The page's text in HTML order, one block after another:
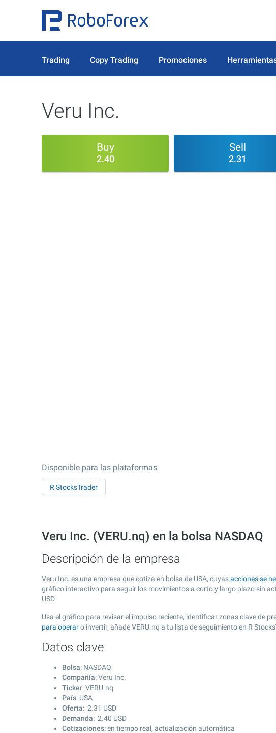
Trading Copy Trading Promociones
Veru Inc.
Buy
2.40
Sell
2.31
Disponible para las plataformas
R StocksTrader
Veru Inc. (VERU.nq) en la bolsa NASDAQ
Descripción de la empresa
Veru Inc. es una empresa que cotiza en bolsa de USA, cuyasacciones se
gráfico interactivo para seguir los movimientos a corto y largo plazo sin
USD.
Usa el gráfico para revisar el impulso reciente, identificar zonas clave de
para operaro invertir, añade VERU.nq a tu lista de seguimiento en R
Datos clave
Bolsa: NASDAQ
Compañía: Veru Inc.
Ticker: VERU.nq
País: USA
Oferta: 2.31 USD
Demanda: 2.40 USD
Cotizaciones: en tiempo real, actualización automática